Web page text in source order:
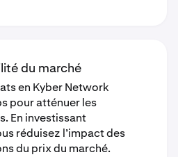
du marché
en Kyber Network
pour atténuer les
En investissant
réduisez l’impact des
du prix du marché.